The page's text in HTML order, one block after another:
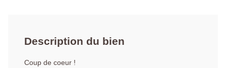
Description du bien
Coup de coeur !